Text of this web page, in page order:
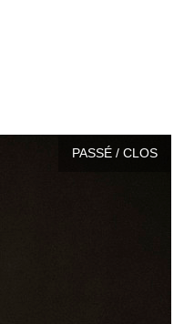
PASSÉ / CLOS